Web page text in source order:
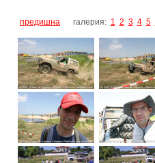
предишна галерия: 1 2 3 4 5